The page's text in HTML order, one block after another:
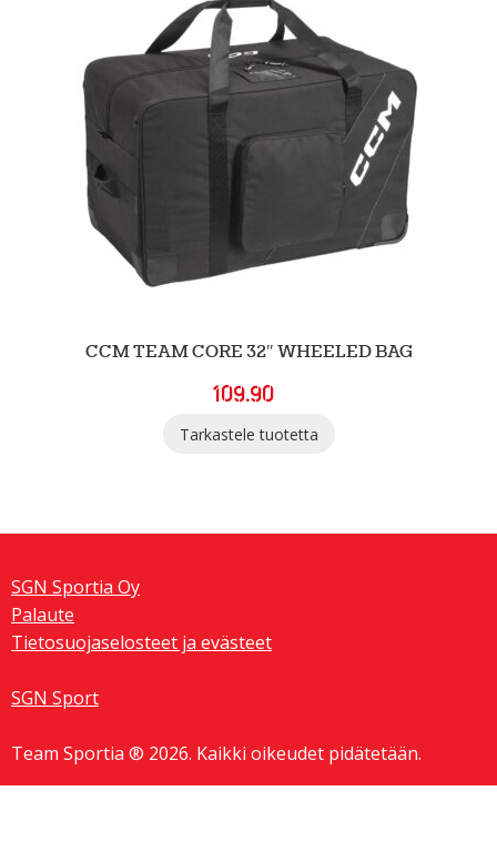
CCM TEAM CORE 32″ WHEELED BAG
109.90
Tarkastele tuotetta
SGN Sportia Oy
Palaute
Tietosuojaselosteet ja evästeet
SGN Sport
Team Sportia ® 2026. Kaikki oikeudet pidätetään.